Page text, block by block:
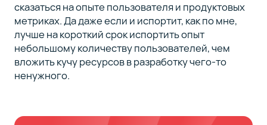
сказаться на опыте пользователя и продуктовых
метриках. Да даже если и испортит, как по мне,
лучше на короткий срок испортить опыт
небольшому количеству пользователей, чем
вложить кучу ресурсов в разработку чего-то
ненужного.